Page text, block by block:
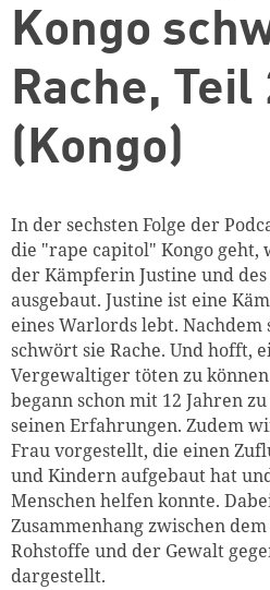
Kongo
Rache, Teil
(Kongo)
In der sechsten Folge der
die "rape capitol" Kongo geht,
der Kämpferin Justine und
ausgebaut. Justine ist eine
eines Warlords lebt.
schwört sie Rache. Und hofft,
Vergewaltiger töten zu
begann schon mit 12 Jahren
seinen Erfahrungen. Zudem
Frau vorgestellt, die einen
und Kindern aufgebaut hat
Menschen helfen konnte.
Zusammenhang zwischen
Rohstoffe und der Gewalt
dargestellt.